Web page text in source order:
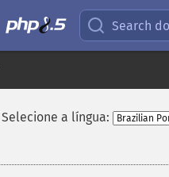
Search
Selecione a língua: